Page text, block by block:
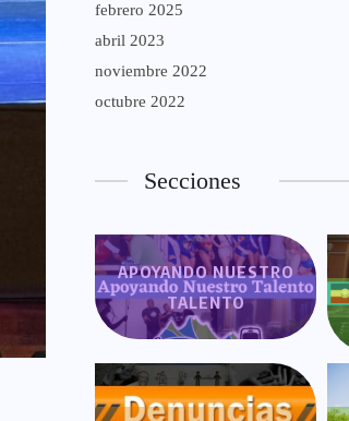
febrero 2025
abril 2023
noviembre 2022
octubre 2022
Secciones
APOYANDO NUESTRO
TALENTO